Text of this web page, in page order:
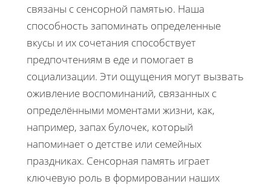
связаны с сенсорной памятью. Наша
способность запоминать определенные
вкусы и их сочетания способствует
предпочтениям в еде и помогает в
социализации. Эти ощущения могут вызвать
оживление воспоминаний, связанных с
определёнными моментами жизни, как,
например, запах булочек, который
напоминает о детстве или семейных
праздниках. Сенсорная память играет
ключевую роль в формировании наших